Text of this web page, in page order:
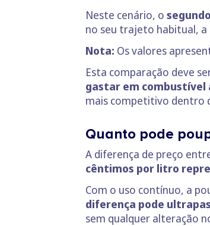
Neste cenário, o
no seu trajeto habitual, a
Nota: Os valores
Esta comparação deve
gastar em combustível
mais competitivo dentro
Quanto pode
A diferença de preço
cêntimos por litro
Com o uso contínuo, a
diferença pode
sem qualquer alteração